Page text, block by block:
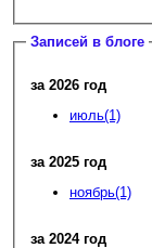
Записей в блоге
за 2026 год
июль(1)
за 2025 год
ноябрь(1)
за 2024 год